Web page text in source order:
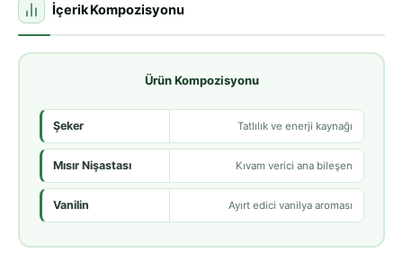
İçerik Kompozisyonu
Ürün Kompozisyonu
Şeker Tatlılık ve enerji kaynağı
Mısır Nişastası Kıvam verici ana bileşen
Vanilin Ayırt edici vanilya aroması